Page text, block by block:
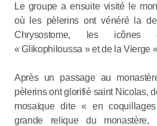
Le groupe a ensuite visité le
où les pèlerins ont vénéré la
Chrysostome, les
« Glikophiloussa » et de la Vierge
Après un passage au
pèlerins ont glorifié saint Nicolas,
mosaïque dite « en
grande relique du monastère,